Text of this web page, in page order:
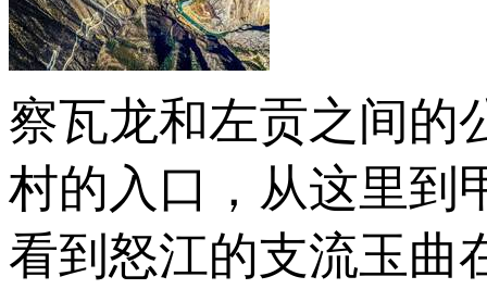
察瓦龙和左贡之间的
村的入口，从这里到
看到怒江的支流玉曲